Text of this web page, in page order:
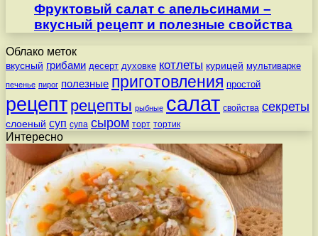
Фруктовый салат с апельсинами –
вкусный рецепт и полезные свойства
Облако меток
вкусный грибами десерт духовке котлеты курицей мультиварке
печенье пирог полезные приготовления простой
рецепт рецепты рыбные салат свойства секреты
слоеный суп супа сыром торт тортик
Интересно